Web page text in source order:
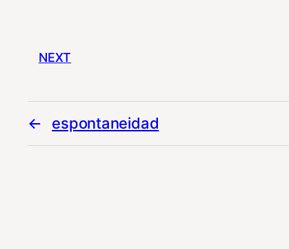
NEXT
espontaneidad